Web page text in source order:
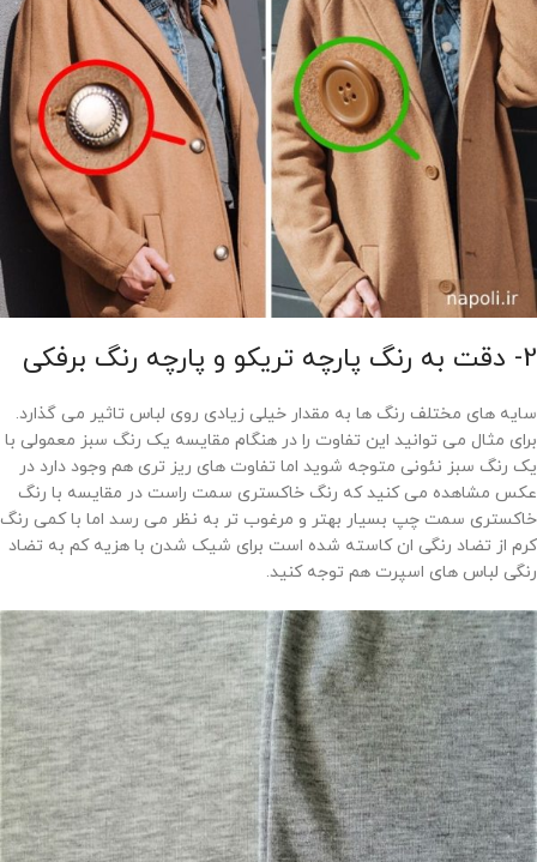
2- دقت به رنگ پارچه تریکو و پارچه رنگ برفکی
سایه های مختلف رنگ ها به مقدار خیلی زیادی روی لباس تاثیر می گذارد.
برای مثال می توانید این تفاوت را در هنگام مقایسه یک رنگ سبز معمولی با
یک رنگ سبز نئونی متوجه شوید اما تفاوت های ریز تری هم وجود دارد در
عکس مشاهده می کنید که رنگ خاکستری سمت راست در مقایسه با رنگ
خاکستری سمت چپ بسیار بهتر و مرغوب تر به نظر می رسد اما با کمی رنگ
کرم از تضاد رنگی ان کاسته شده است برای شیک شدن با هزیه کم به تضاد
رنگی لباس های اسپرت هم توجه کنید.